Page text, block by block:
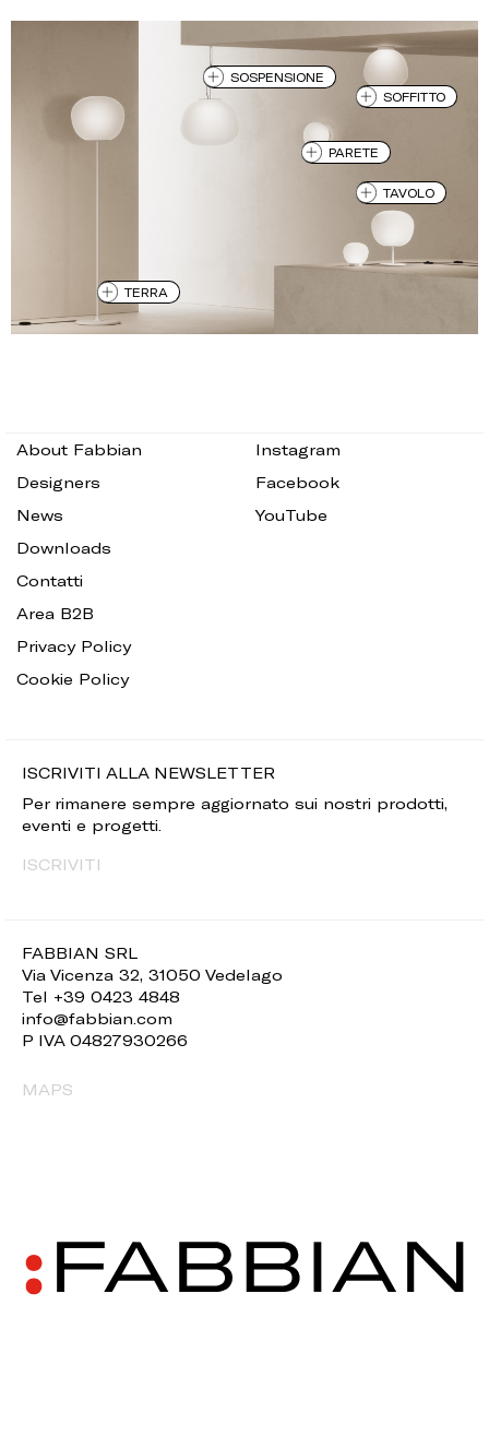
SOFFITTO
TERRA
TAVOLO
PARETE
SOSPENSIONE
FABBIAN SRL
Via Vicenza 32, 31050 Vedelago
Tel +39 0423 4848
info@fabbian.com
P IVA 04827930266
MAPS
About Fabbian
Designers
News
Downloads
Contatti
Area B2B
Privacy Policy
Cookie Policy
Instagram
Facebook
YouTube
ISCRIVITI ALLA NEWSLETTER
Per rimanere sempre aggiornato sui nostri prodotti,
eventi e progetti.
ISCRIVITI